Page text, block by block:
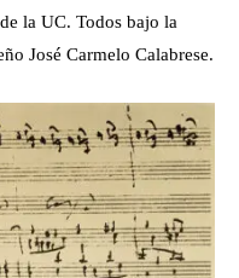
la UC. Todos bajo la
José Carmelo Calabrese.